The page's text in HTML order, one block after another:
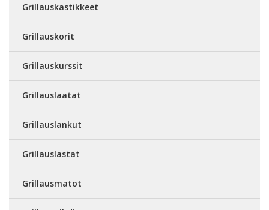
Grillauskastikkeet
Grillauskorit
Grillauskurssit
Grillauslaatat
Grillauslankut
Grillauslastat
Grillausmatot